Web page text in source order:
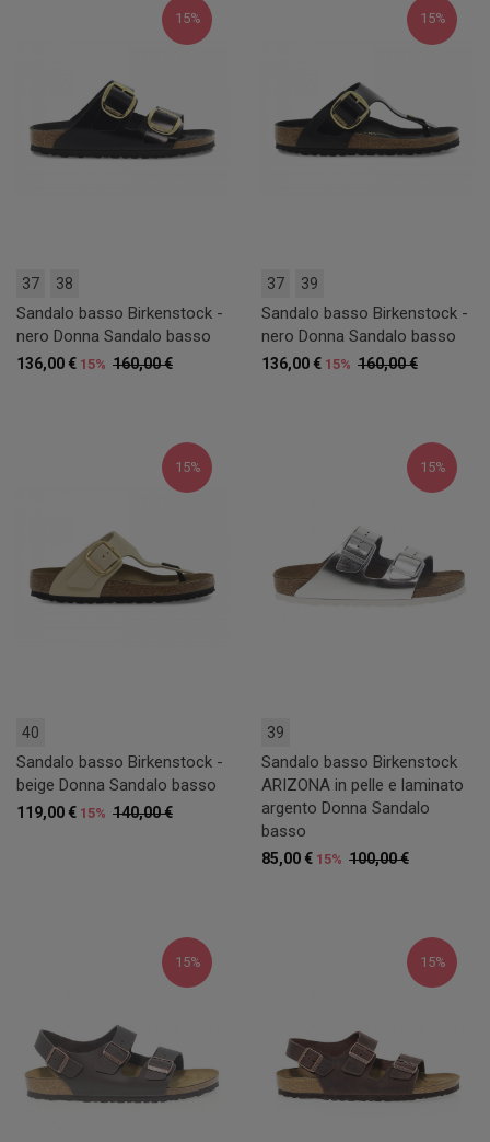
15%
37 38
Sandalo basso Birkenstock -
nero Donna Sandalo basso
160,00 €
136,00 € 15%
15%
37 39
Sandalo basso Birkenstock -
nero Donna Sandalo basso
160,00 €
136,00 € 15%
15%
40
Sandalo basso Birkenstock -
beige Donna Sandalo basso
140,00 €
119,00 € 15%
15%
39
Sandalo basso Birkenstock
ARIZONA in pelle e laminato
argento Donna Sandalo
basso
100,00 €
85,00 € 15%
15% 15%